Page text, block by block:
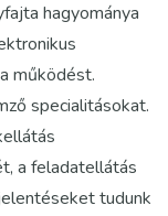
hagyománya
működést.
specialitásokat.
a feladatellátás
tudunk